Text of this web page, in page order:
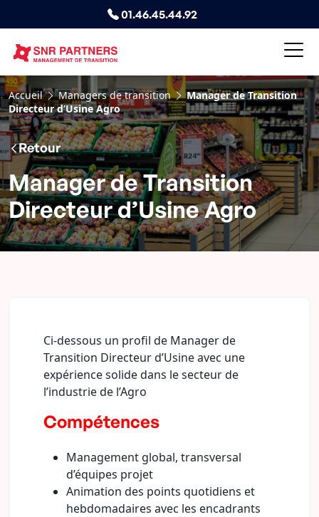
01.46.45.44.92
Accueil Managers de transition
Manager de Transition
Directeur d’Usine Agro
Retour
Manager de Transition
Directeur d’Usine Agro
Ci-dessous un profil de Manager de
Transition Directeur d’Usine avec une
expérience solide dans le secteur de
l’industrie de l’Agro
Compétences
Management global, transversal
d’équipes projet
Animation des points quotidiens et
hebdomadaires avec les encadrants